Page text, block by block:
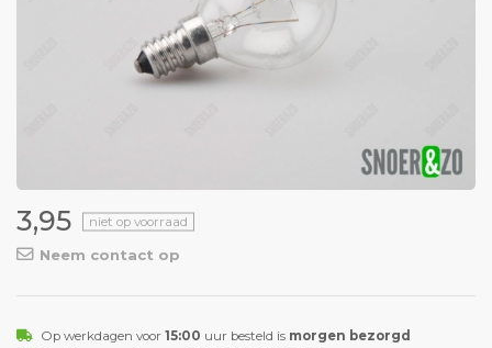
3,95 niet op voorraad
Neem contact op
Op werkdagen voor 15:00 uur besteld is morgen bezorgd